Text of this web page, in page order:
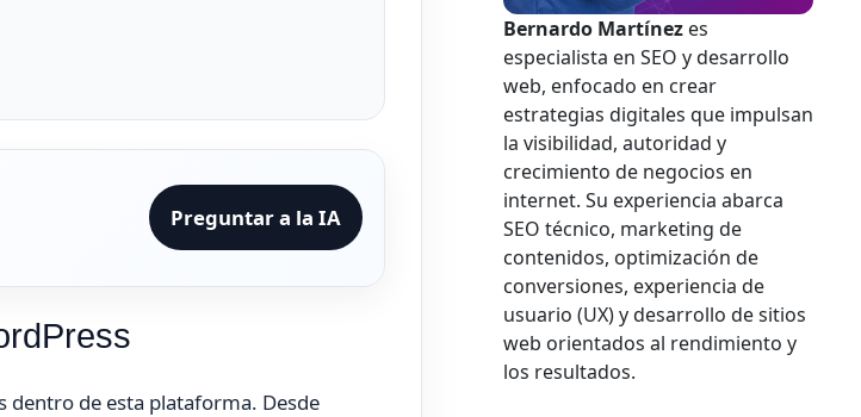
Preguntar a la IA
dentro de esta plataforma. Desde
Bernardo Martínez es
especialista en SEO y desarrollo
web, enfocado en crear
estrategias digitales que impulsan
la visibilidad, autoridad y
crecimiento de negocios en
internet. Su experiencia abarca
SEO técnico, marketing de
contenidos, optimización de
conversiones, experiencia de
usuario (UX) y desarrollo de sitios
web orientados al rendimiento y
los resultados.